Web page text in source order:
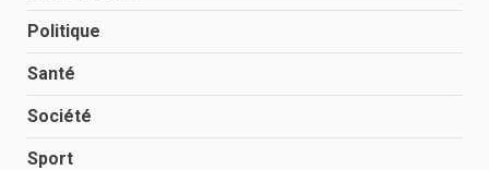
Politique
Santé
Société
Sport